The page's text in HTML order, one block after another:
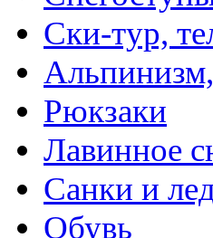
Ски-тур,
Альпинизм,
Рюкзаки
Лавинное
Санки и
Обувь